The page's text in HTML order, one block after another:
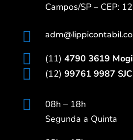
Campos/SP – CEP:

 (11) 4790 3619 Mogi
 (12) 99761 9987 SJC

08h – 18h
Segunda a Quinta